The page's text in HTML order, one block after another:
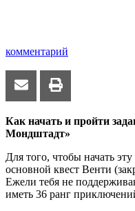
комментарий
Как начать и пройти
Мондштадт»
Для того, чтобы начать
основной квест Венти
Ежели тебя не
иметь 36 ранг